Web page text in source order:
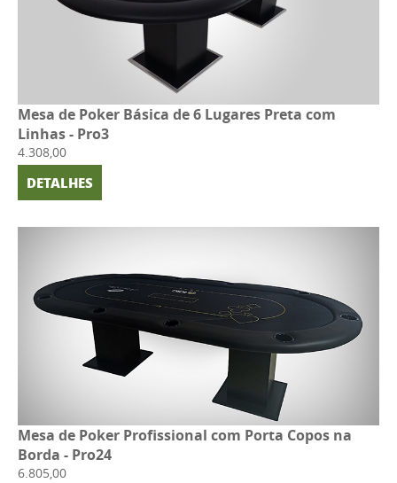
Mesa de Poker Básica de 6 Lugares Preta com
Linhas - Pro3
4.308,00
DETALHES
Mesa de Poker Profissional com Porta Copos na
Borda - Pro24
6.805,00